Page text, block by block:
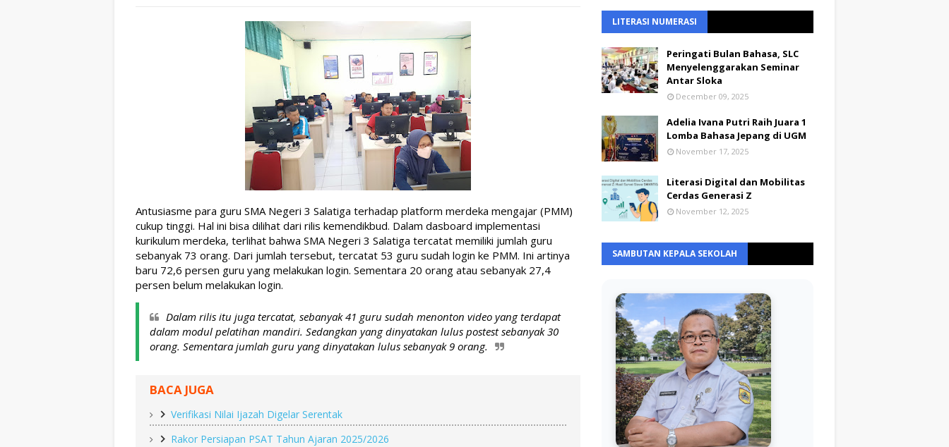
Antusiasme para guru SMA Negeri 3 Salatiga terhadap platform merdeka mengajar (PMM)
cukup tinggi. Hal ini bisa dilihat dari rilis kemendikbud. Dalam dasboard implementasi
kurikulum merdeka, terlihat bahwa SMA Negeri 3 Salatiga tercatat memiliki jumlah guru
sebanyak 73 orang. Dari jumlah tersebut, tercatat 53 guru sudah login ke PMM. Ini artinya
baru 72,6 persen guru yang melakukan login. Sementara 20 orang atau sebanyak 27,4
persen belum melakukan login.
Dalam rilis itu juga tercatat, sebanyak 41 guru sudah menonton video yang terdapat
dalam modul pelatihan mandiri. Sedangkan yang dinyatakan lulus postest sebanyak 30
orang. Sementara jumlah guru yang dinyatakan lulus sebanyak 9 orang.
BACA JUGA
Verifikasi Nilai Ijazah Digelar Serentak
Rakor Persiapan PSAT Tahun Ajaran 2025/2026
LITERASI NUMERASI
Peringati Bulan Bahasa, SLC
Menyelenggarakan Seminar
Antar Sloka
December 09, 2025
Adelia Ivana Putri Raih Juara 1
Lomba Bahasa Jepang di UGM
November 17, 2025
Literasi Digital dan Mobilitas
Cerdas Generasi Z
November 12, 2025
SAMBUTAN KEPALA SEKOLAH